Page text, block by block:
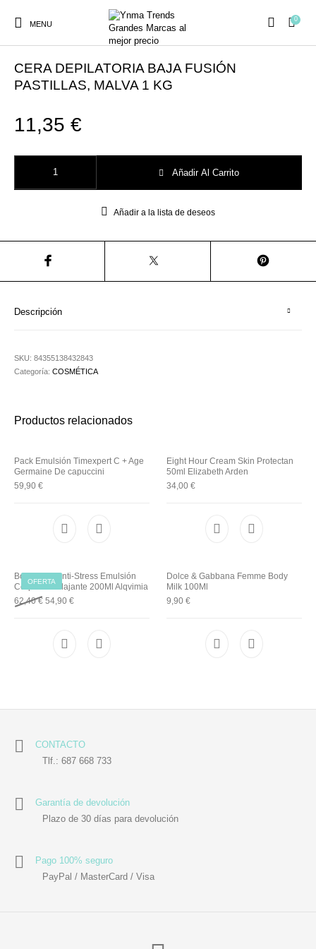
MENU
0
Ambientadores y
PRESENCIALES
Mobiliario Peluquería PERFUMES
CERA DEPILATORIA BAJA FUSIÓN
PASTILLAS, MALVA 1 KG
11,35€
Añadir Al Carrito
Añadir a la lista de deseos
Descripción
SKU:84355138432843
Categoría:COSMÉTICA
Productos relacionados
Pack Emulsión Timexpert C + Age
Germaine De capuccini
59,90€
Eight Hour Cream Skin Protectan
50ml Elizabeth Arden
34,00 €
OFERTA
Body Elixir Anti-Stress Emulsión
Corporal Relajante 200Ml Alqvimia
62,40€ Original price was: 62,40 €.
54,90€Current price is: 54,90 €.
Dolce & Gabbana Femme Body
Milk 100Ml
9,90 €
CONTACTO
Tlf.: 687 668 733
Garantía de devolución
Plazo de 30 días para devolución
Pago 100% seguro
PayPal / MasterCard / Visa